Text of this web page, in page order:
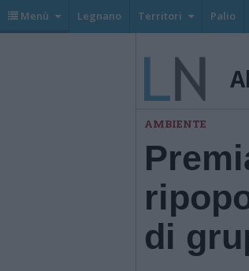
Menù Legnano Territori Palio
AMBIENTE
di